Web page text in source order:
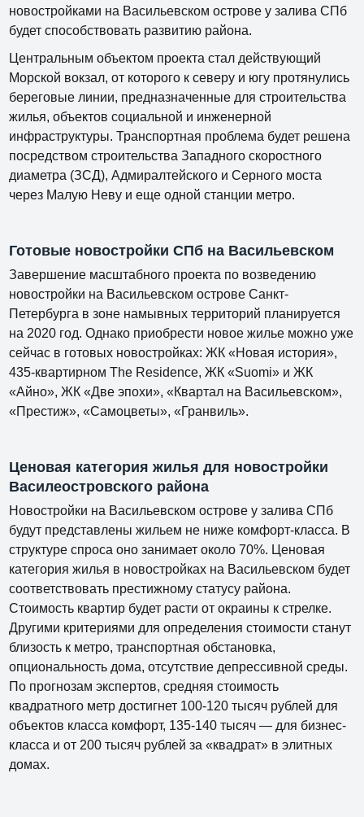
новостройками на Васильевском острове у залива СПб
будет способствовать развитию района.
Центральным объектом проекта стал действующий
Морской вокзал, от которого к северу и югу протянулись
береговые линии, предназначенные для строительства
жилья, объектов социальной и инженерной
инфраструктуры. Транспортная проблема будет решена
посредством строительства Западного скоростного
диаметра (ЗСД), Адмиралтейского и Серного моста
через Малую Неву и еще одной станции метро.
Готовые новостройки СПб на Васильевском
Завершение масштабного проекта по возведению
новостройки на Васильевском острове Санкт-
Петербурга в зоне намывных территорий планируется
на 2020 год. Однако приобрести новое жилье можно уже
сейчас в готовых новостройках: ЖК «Новая история»,
435-квартирном The Residence, ЖК «Suomi» и ЖК
«Айно», ЖК «Две эпохи», «Квартал на Васильевском»,
«Престиж», «Самоцветы», «Гранвиль».
Ценовая категория жилья для новостройки
Василеостровского района
Новостройки на Васильевском острове у залива СПб
будут представлены жильем не ниже комфорт-класса. В
структуре спроса оно занимает около 70%. Ценовая
категория жилья в новостройках на Васильевском будет
соответствовать престижному статусу района.
Стоимость квартир будет расти от окраины к стрелке.
Другими критериями для определения стоимости станут
близость к метро, транспортная обстановка,
опциональность дома, отсутствие депрессивной среды.
По прогнозам экспертов, средняя стоимость
квадратного метр достигнет 100-120 тысяч рублей для
объектов класса комфорт, 135-140 тысяч — для бизнес-
класса и от 200 тысяч рублей за «квадрат» в элитных
домах.